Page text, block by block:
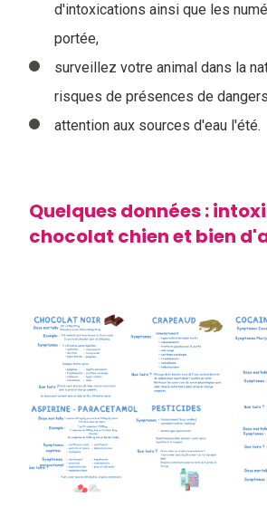
d'intoxications ainsi que les
portée,
surveillez votre animal dans la
risques de présences de
attention aux sources d'eau l'été.
Quelques données :
chocolat chien et bien